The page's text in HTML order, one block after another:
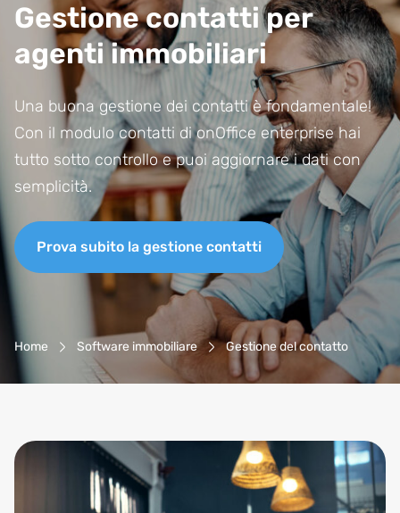
Gestione contatti per
agenti immobiliari
Una buona gestione dei contatti è fondamentale!
Con il modulo contatti di onOffice enterprise hai
tutto sotto controllo e puoi aggiornare i dati con
semplicità.
Prova subito la gestione contatti
Navigazione Breadcrumb
Home Software immobiliare Gestione del contatto